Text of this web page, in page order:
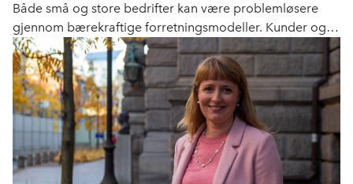
Både små og store bedrifter kan være problemløsere
gjennom bærekraftige forretningsmodeller. Kunder og
kapital stiller dessuten stadig høyre krav om dette.